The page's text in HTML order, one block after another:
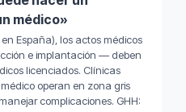
médico»
España), los actos médicos
e implantación — deben
licenciados. Clínicas
operan en zona gris
complicaciones. GHH: